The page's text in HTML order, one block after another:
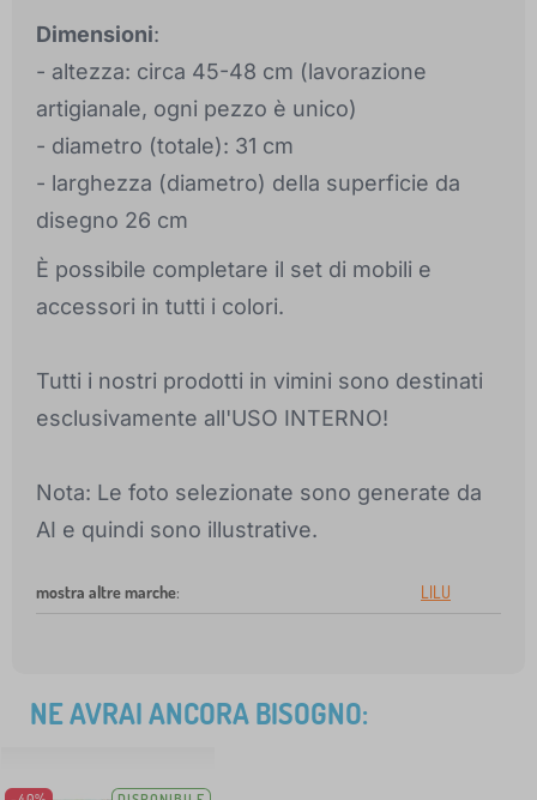
Dimensioni:
- altezza: circa 45-48 cm (lavorazione
artigianale, ogni pezzo è unico)
- diametro (totale): 31 cm
- larghezza (diametro) della superficie da
disegno 26 cm
È possibile completare il set di mobili e
accessori in tutti i colori.
Tutti i nostri prodotti in vimini sono destinati
esclusivamente all'USO INTERNO!
Nota: Le foto selezionate sono generate da
AI e quindi sono illustrative.
mostra altre marche: LILU
NE AVRAI ANCORA BISOGNO: